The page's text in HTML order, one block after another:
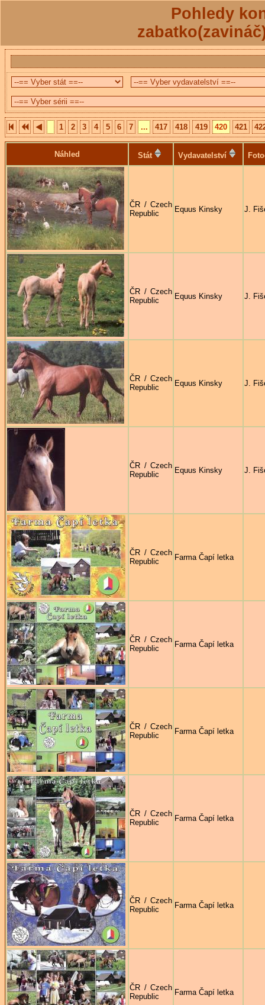
Pohledy
1 2 3 4 5 6 7 ... 417 418 419 420 421
Náhled Stát Vydavatelství
ČR / Czech
Republic
Equus Kinsky J.
ČR / Czech
Republic
Equus Kinsky J.
ČR / Czech
Republic
Equus Kinsky J.
ČR / Czech
Republic
Equus Kinsky J.
ČR / Czech
Republic
Farma Čapí letka
ČR / Czech
Republic
Farma Čapí letka
ČR / Czech
Republic
Farma Čapí letka
ČR / Czech
Republic
Farma Čapí letka
ČR / Czech
Republic
Farma Čapí letka
ČR / Czech
Republic
Farma Čapí letka